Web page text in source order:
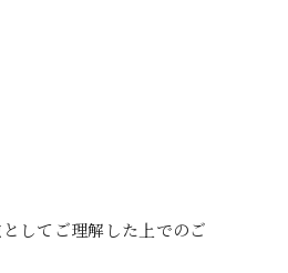
してご理解した上でのご